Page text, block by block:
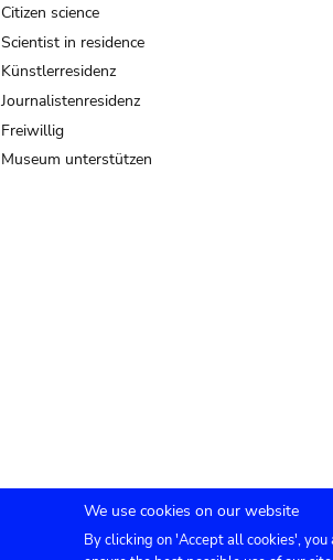
Citizen science
Scientist in residence
Künstlerresidenz
Journalistenresidenz
Freiwillig
Museum unterstützen
Agenda Presse Vermietung
We use cookies on our website
By clicking on 'Accept all cookies',